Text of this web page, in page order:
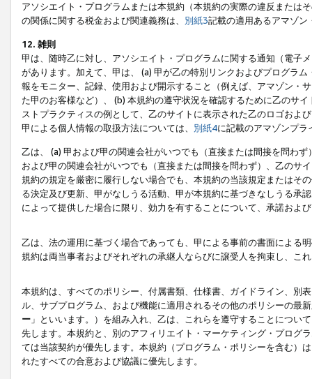
アソシエイト・プログラムまたは本規約（本規約の実際の違反または
の関係に関する税金および関連義務は、 別紙3記載の適用あるアマゾン
12. 雑則
甲は、随時乙に対し、アソシエイト・プログラムに関する通知（電子
があります。加えて、甲は、 (a) 甲が乙の特別リンクおよびプログラ
報をモニター、記録、使用および開示すること（例えば、アマゾン・
た甲のお客様など）、 (b) 本規約の遵守状況を確認するために乙のサ
ストプラクティスの例として、乙のサイトに表示された乙のロゴおよ
甲による個人情報の取扱方法については、 別紙4に記載のアマゾンプ
乙は、 (a) 甲および甲の関連会社がいつでも（直接または間接を問わ
および甲の関連会社がいつでも（直接または間接を問わず）、乙のサ
規約の規定を厳密に履行しない場合でも、本規約の当該規定またはそ
る決定及び更新、甲がなしうる活動、甲が本規約に基づきなしうる承
によって提供した場合に限り、効力を有することについて、承諾およ
乙は、法の運用に基づく場合であっても、甲による事前の書面による
規約は両当事者およびそれぞれの承継人ならびに譲受人を拘束し、こ
本規約は、すべてのポリシー、付属書類、仕様書、ガイドライン、別
ル、サブプログラム、および機能に適用されるその他のポリシーの最
ー 」といいます。）を組み入れ、乙は、これらを遵守することにつ
先します。本規約と、別のアフィリエイト・マーケティング・プログ
ては当該契約が優先します。本規約（プログラム・ポリシーを含む）
れたすべての合意および協議に優先します。